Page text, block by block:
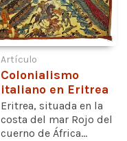
Artículo
Colonialismo
italiano en Eritrea
Eritrea, situada en la
costa del mar Rojo del
cuerno de África...